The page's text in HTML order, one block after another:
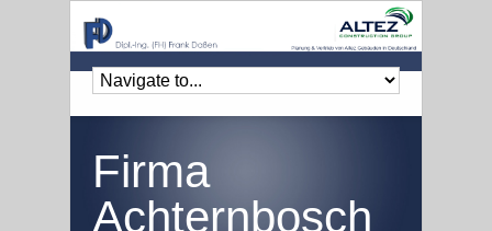
Firma
Achternbosch